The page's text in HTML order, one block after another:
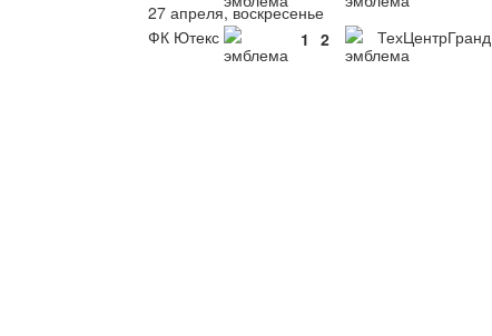
27 апреля, воскресенье
ФК Ютекс
1 2 ТехЦентрГранд